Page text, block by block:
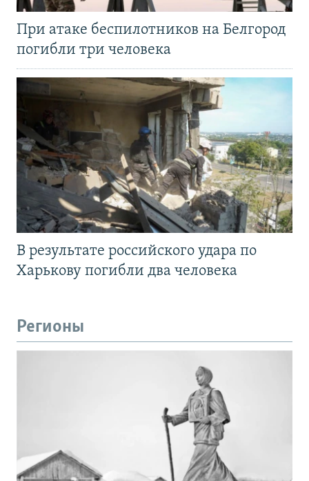
При атаке беспилотников на Белгород
погибли три человека
В результате российского удара по
Харькову погибли два человека
Регионы